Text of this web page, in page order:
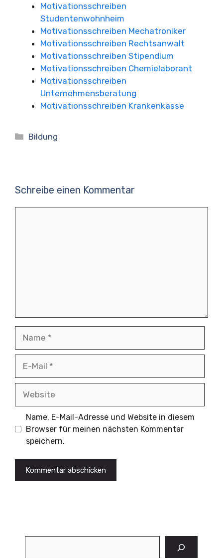
Motivationsschreiben
Studentenwohnheim
Motivationsschreiben Mechatroniker
Motivationsschreiben Rechtsanwalt
Motivationsschreiben Stipendium
Motivationsschreiben Chemielaborant
Motivationsschreiben
Unternehmensberatung
Motivationsschreiben Krankenkasse
Kategorien
Bildung
Schreibe einen Kommentar
Mail
Name, E-Mail-Adresse und Website in diesem
Browser für meinen nächsten Kommentar
speichern.